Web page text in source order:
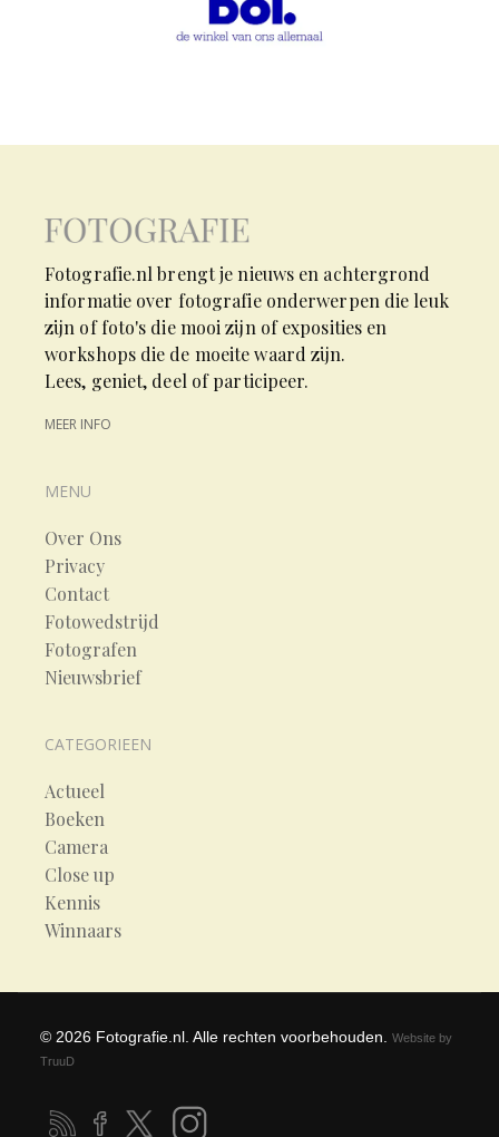
Fotografie.nl brengt je nieuws en achtergrond
informatie over fotografie onderwerpen die leuk
zijn of foto's die mooi zijn of exposities en
workshops die de moeite waard zijn.
Lees, geniet, deel of participeer.
MEER INFO
MENU
Over Ons
Privacy
Contact
Fotowedstrijd
Fotografen
Nieuwsbrief
CATEGORIEEN
Actueel
Boeken
Camera
Close up
Kennis
Winnaars
© 2026 Fotografie.nl. Alle rechten voorbehouden. Website by
TruuD